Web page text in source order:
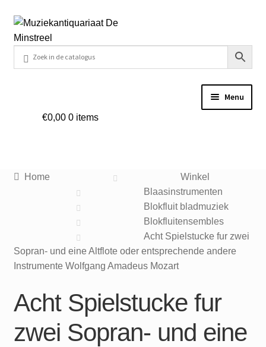
Ga
door
navigatie
Ga
naar
inhoud
Menu
Veel gestelde vragen
Mijn account
€0,00 0 items
Home
Winkel
Blaasinstrumenten
Blokfluit bladmuziek
Blokfluitensembles
Acht Spielstucke fur zwei
Sopran- und eine Altflote oder entsprechende andere
Instrumente Wolfgang Amadeus Mozart
Acht Spielstucke fur
zwei Sopran- und eine